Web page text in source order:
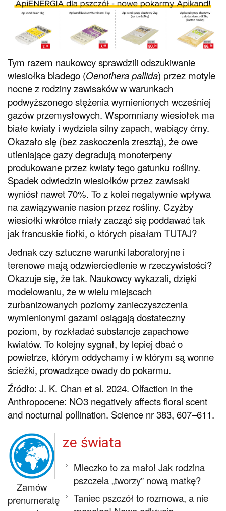
Tym razem naukowcy sprawdzili odszukiwanie
wiesiołka bladego (Oenothera pallida) przez motyle
nocne z rodziny zawisaków w warunkach
podwyższonego stężenia wymienionych wcześniej
gazów przemysłowych. Wspomniany wiesiołek ma
białe kwiaty i wydziela silny zapach, wabiący ćmy.
Okazało się (bez zaskoczenia zresztą), że owe
utleniające gazy degradują monoterpeny
produkowane przez kwiaty tego gatunku rośliny.
Spadek odwiedzin wiesiołków przez zawisaki
wyniósł nawet 70%. To z kolei negatywnie wpływa
na zawiązywanie nasion przez rośliny. Czyżby
wiesiołki wkrótce miały zacząć się poddawać tak
jak francuskie fiołki, o których pisałam TUTAJ?
Jednak czy sztuczne warunki laboratoryjne i
terenowe mają odzwierciedlenie w rzeczywistości?
Okazuje się, że tak. Naukowcy wykazali, dzięki
modelowaniu, że w wielu miejscach
zurbanizowanych poziomy zanieczyszczenia
wymienionymi gazami osiągają dostateczny
poziom, by rozkładać substancje zapachowe
kwiatów. To kolejny sygnał, by lepiej dbać o
powietrze, którym oddychamy i w którym są wonne
ścieżki, prowadzące owady do pokarmu.
Źródło: J. K. Chan et al. 2024. Olfaction in the
Anthropocene: NO3 negatively affects floral scent
and nocturnal pollination. Science nr 383, 607–611.
Zamów
prenumeratę
ze świata
Mleczko to za mało! Jak rodzina
pszczela „tworzy” nową matkę?
Taniec pszczół to rozmowa, a nie